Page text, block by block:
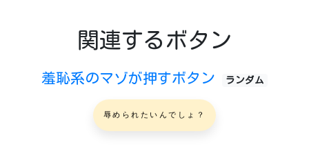
関連するボタン
羞恥系のマゾが押すボタン ランダム
辱められたいんでしょ？